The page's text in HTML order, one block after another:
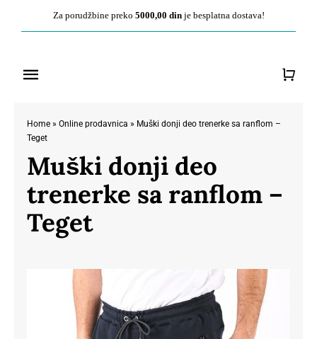
Za porudžbine preko 5000,00 dinje besplatna dostava!
Toggle
Početna
O nama
Ženska kolekcija
Muška kolekcija
Home» Online prodavnica » Muški donji deo trenerke sa ranflom –
Teget
Muški donji deo
trenerke sa ranflom –
Teget